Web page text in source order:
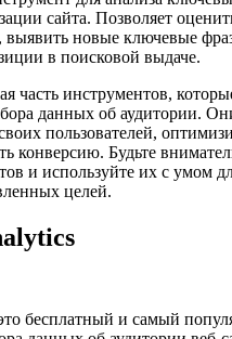
сайта. Позволяет
выявить новые ключевые
в поисковой выдаче.
часть инструментов,
данных об аудитории.
пользователей,
конверсию. Будьте
и используйте их с умом
целей.
бесплатный и самый